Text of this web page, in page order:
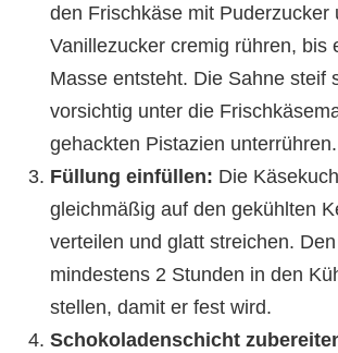
den Frischkäse mit Puderzucker
Vanillezucker cremig rühren, bis
Masse entsteht. Die Sahne steif
vorsichtig unter die
gehackten Pistazien unterrühren.
Füllung einfüllen: Die
gleichmäßig auf den gekühlten
verteilen und glatt streichen.
mindestens 2 Stunden in den
stellen, damit er fest wird.
Schokoladenschicht